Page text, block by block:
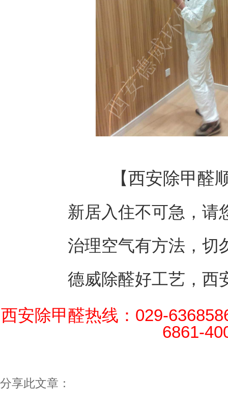
【西安除甲醛
新居入住不可急，请
治理空气有方法，切
德威除醛好工艺，西
西安除甲醛热线：029-
6861-
分享此文章：